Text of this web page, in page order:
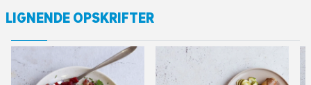
LIGNENDE OPSKRIFTER